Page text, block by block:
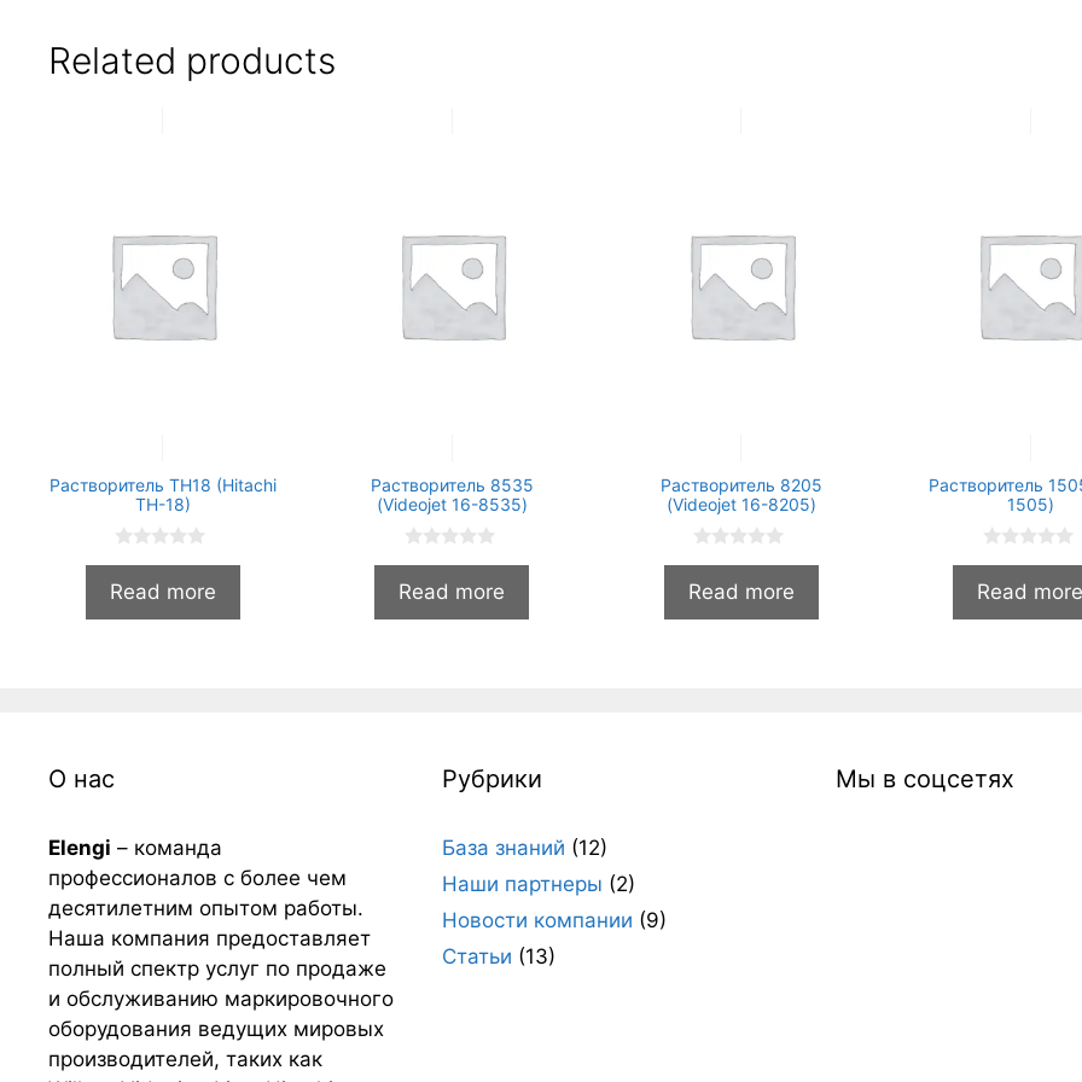
Related products
Растворитель TH18 (Hitachi
TH-18)
0
з
Read more
Растворитель 8535
(Videojet 16-8535)
0
з
Read more
Растворитель 8205
(Videojet 16-8205)
0
з
Read more
Растворитель
1505)
0
з
Read
О нас
Elengi – команда
профессионалов с более чем
десятилетним опытом работы.
Наша компания предоставляет
полный спектр услуг по продаже
и обслуживанию маркировочного
оборудования ведущих мировых
производителей, таких как
Рубрики
База знаний (12)
Наши партнеры (2)
Новости компании (9)
Статьи (13)
Мы в соцсетях